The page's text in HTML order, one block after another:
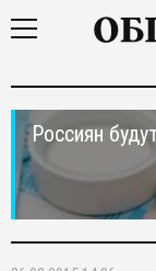
Россиян